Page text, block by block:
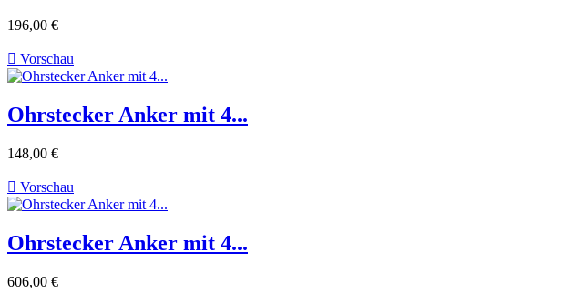
196,00 €
 Vorschau
Ohrstecker Anker mit 4...
148,00 €
 Vorschau
Ohrstecker Anker mit 4...
606,00 €